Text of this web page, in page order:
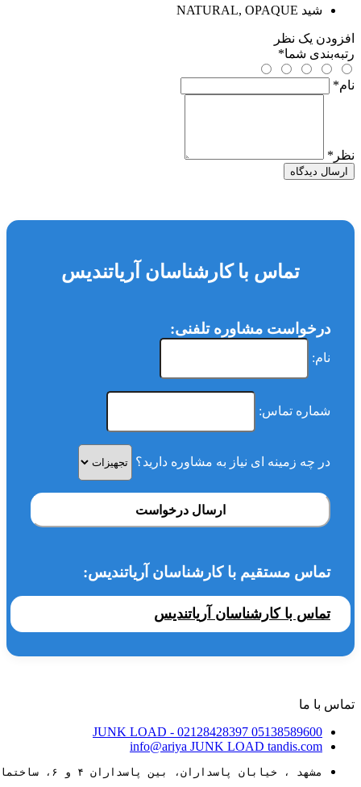
شید NATURAL, OPAQUE
افزودن یک نظر
رتبه‌بندی شما*
نام*
نظر *
ارسال دیدگاه
تماس با کارشناسان آریاتندیس
درخواست مشاوره تلفنی:
نام:
شماره تماس:
در چه زمینه ای نیاز به مشاوره دارید؟
ارسال درخواست
تماس مستقیم با کارشناسان آریاتندیس:
تماس با کارشناسان آریاتندیس
تماس با ما
05138589600
JUNK LOAD - 02128428397
info@ariya JUNK LOAD tandis.com
مشهد ، خیابان پاسداران، بین پاسداران ۴ و ۶، ساختمان ۸۸